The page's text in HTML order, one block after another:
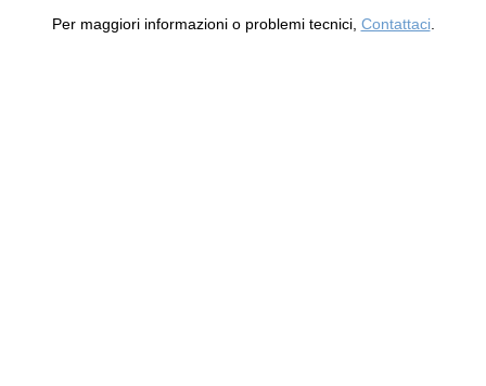
Per maggiori informazioni o problemi tecnici, Contattaci.